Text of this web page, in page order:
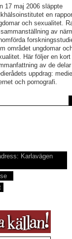
17 maj 2006 släppte
en
och sexualitet.
av
området ungdomar
Här följer en kort
av de
uppdrag:
och pornografi.
Karlavägen